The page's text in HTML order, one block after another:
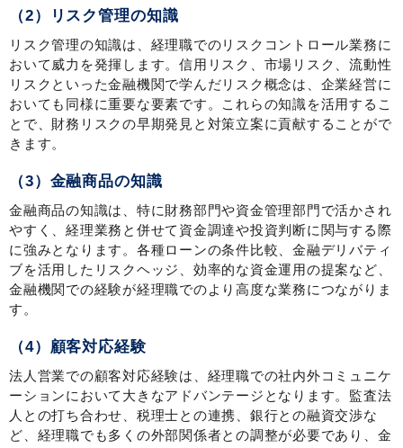
（2）リスク管理の知識
リスク管理の知識は、経理職でのリスクコントロール業務に
おいて威力を発揮します。信用リスク、市場リスク、流動性
リスクといった金融機関で学んだリスク概念は、企業経営に
おいても同様に重要な要素です。これらの知識を活用するこ
とで、財務リスクの早期発見と対策立案に貢献することがで
きます。
（3）金融商品の知識
金融商品の知識は、特に財務部門や資金管理部門で活かされ
やすく、経理業務と併せて資金調達や投資判断に関与する際
に強みとなります。各種ローンの条件比較、金融デリバティ
ブを活用したリスクヘッジ、効率的な資金運用の提案など、
金融機関での経験が経理職でのより高度な業務につながりま
す。
（4）顧客対応経験
法人営業での顧客対応経験は、経理職での社内外コミュニケ
ーションにおいて大きなアドバンテージとなります。監査法
人との打ち合わせ、税理士との連携、銀行との融資交渉な
ど、経理職でも多くの外部関係者との調整が必要であり、金